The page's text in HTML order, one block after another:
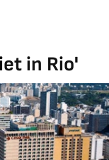
in Rio'